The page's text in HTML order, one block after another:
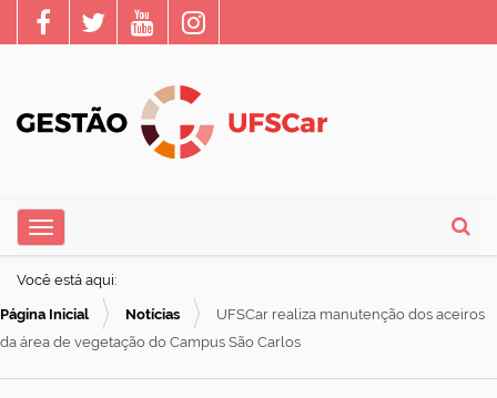
Busca
e
g
Toggle navigation
Você está aqui:
Página Inicial Notícias
UFSCar realiza manutenção dos aceiros
da área de vegetação do Campus São Carlos